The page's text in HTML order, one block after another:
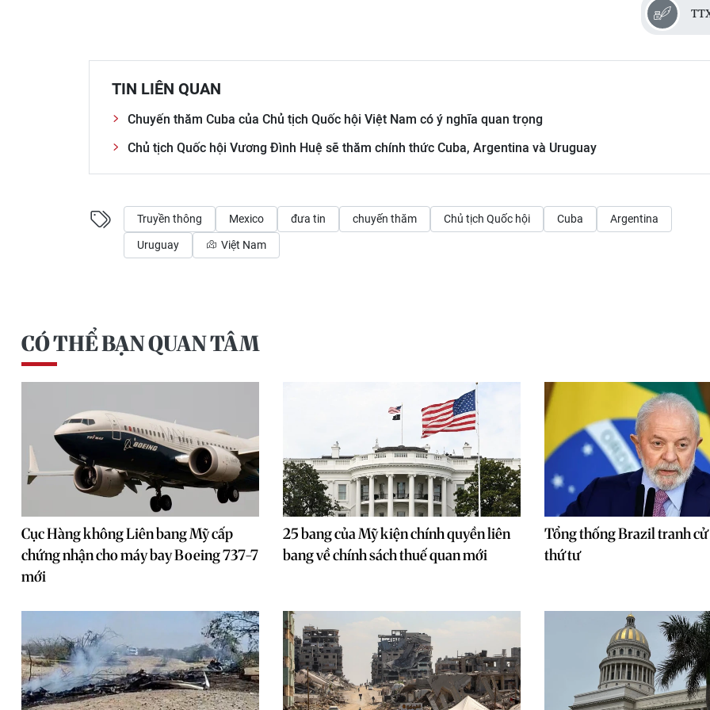
TIN LIÊN QUAN
Chuyến thăm Cuba của Chủ tịch Quốc hội Việt Nam có ý nghĩa quan trọng
Chủ tịch Quốc hội Vương Đình Huệ sẽ thăm chính thức Cuba, Argentina và Uruguay
Truyền thông Mexico đưa tin chuyến thăm Chủ tịch Quốc hội Cuba Argentina
Uruguay Việt Nam
CÓ THỂ BẠN QUAN TÂM
Cục Hàng không Liên bang Mỹ cấp
chứng nhận cho máy bay Boeing 737-7
mới
25 bang của Mỹ kiện chính quyền liên
bang về chính sách thuế quan mới
Tổng thống Brazil tranh
thứ tư